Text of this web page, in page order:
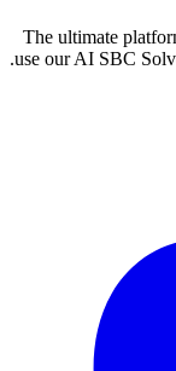
The ultimate
use our AI SBC